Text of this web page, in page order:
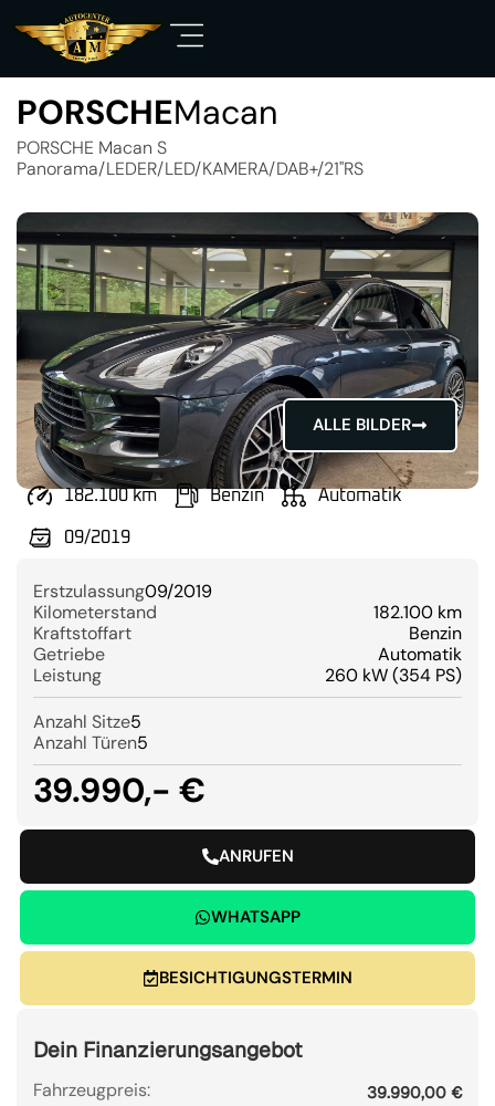
PORSCHEMacan
PORSCHE Macan S
Panorama/LEDER/LED/KAMERA/DAB+/21"RS
ALLE BILDER
182.100 km Benzin Automatik
09/2019
Erstzulassung09/2019
Kilometerstand
182.100 km
Kraftstoffart
Benzin
Getriebe
Automatik
Leistung
260 kW (354 PS)
Anzahl Sitze5
Anzahl Türen5
39.990,- €
ANRUFEN
WHATSAPP
BESICHTIGUNGSTERMIN
Dein Finanzierungsangebot
Fahrzeugpreis: 39.990,00 €